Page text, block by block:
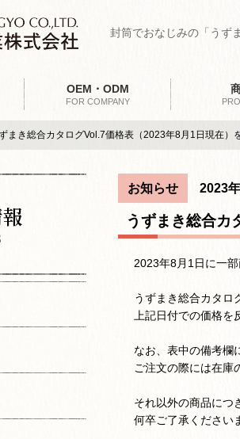
封筒でおなじみの「うず
OEM・ODM
FOR COMPANY
まき総合カタログVol.7価格表（2023年8月1日現在）
お知らせ 2023
うずまき総合カ
2023年8月1日に一部
うずまき総合カタロ
上記日付での価格を
なお、表中の備考欄
ご注文の際には在庫
それ以外の商品につ
何卒ご了承ください